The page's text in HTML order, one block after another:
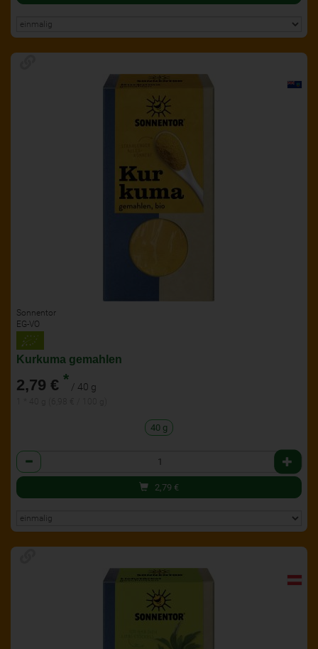
Sonnentor
EG-VO
Kurkuma gemahlen
2,79 € * / 40 g
40 g
Anzahl
2,79 €